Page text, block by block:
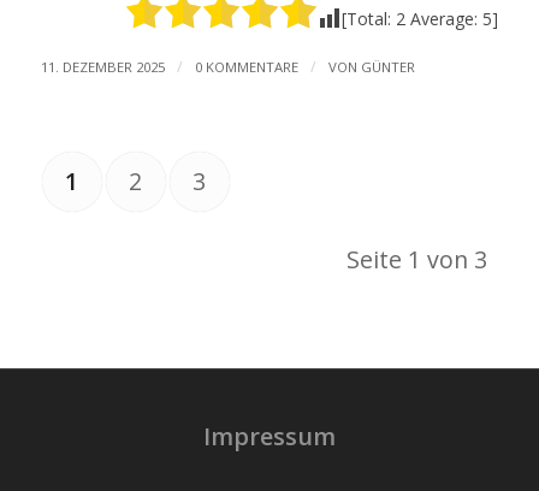
[Total: 2 Average: 5]
11. DEZEMBER 2025 / 0 KOMMENTARE / VON GÜNTER
Seite 1 von 3
1 2 3
Impressum